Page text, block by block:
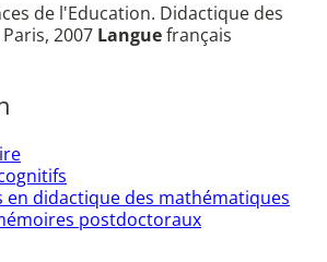
de l'Education. Didactique des
2007 Languefrançais
en didactique des mathématiques
postdoctoraux